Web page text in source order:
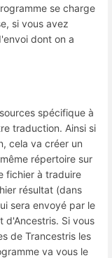
se charge
si vous avez
dont on a
spécifique à
traduction. Ainsi si
cela va créer un
répertoire sur
fichier à traduire
résultat (dans
sera envoyé par le
d'Ancestris. Si vous
de Trancestris les
va vous le